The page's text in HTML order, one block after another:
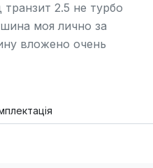
2.5 не турбо
моя лично за
вложено очень
до ума Наездников